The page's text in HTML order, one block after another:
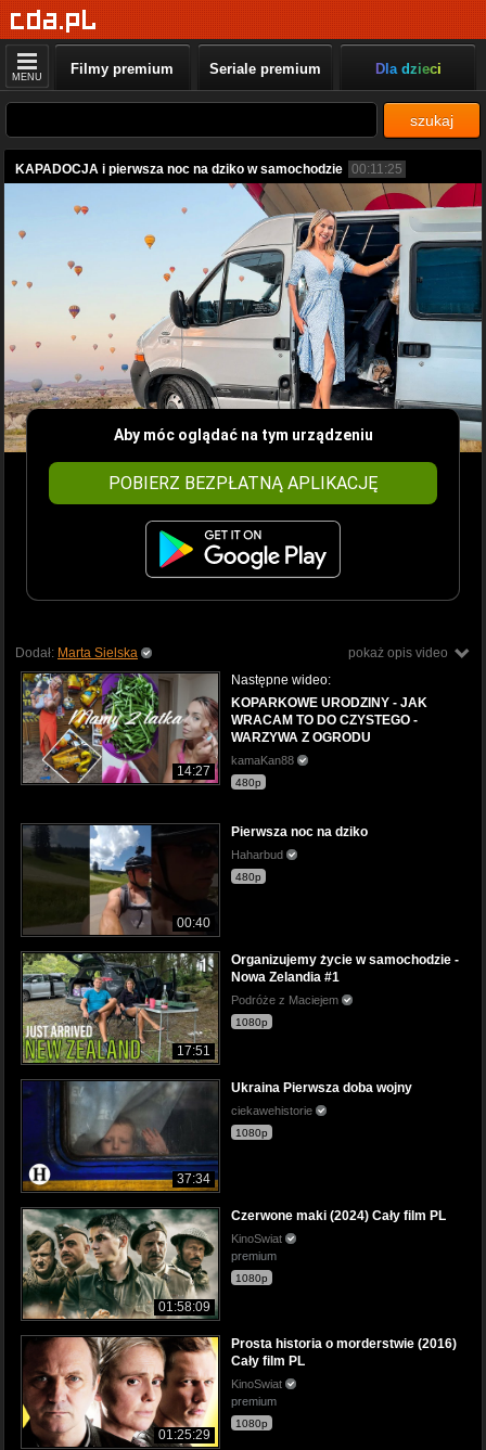
MENU Filmy premium Seriale premium Dla dzieci
szukaj
KAPADOCJA i pierwsza noc na dziko w samochodzie 00:11:25
Aby móc oglądać na tym urządzeniu
POBIERZ BEZPŁATNĄ APLIKACJĘ
pokaż opis video
Dodał: Marta Sielska
14:27
Następne wideo:
KOPARKOWE URODZINY - JAK
WRACAM TO DO CZYSTEGO -
WARZYWA Z OGRODU
kamaKan88
480p
00:40
Pierwsza noc na dziko
Haharbud
480p
17:51
Organizujemy życie w samochodzie -
Nowa Zelandia #1
Podróże z Maciejem
1080p
37:34
Ukraina Pierwsza doba wojny
ciekawehistorie
1080p
01:58:09
Czerwone maki (2024) Cały film PL
KinoSwiat
premium
1080p
01:25:29
Prosta historia o morderstwie (2016)
Cały film PL
KinoSwiat
premium
1080p